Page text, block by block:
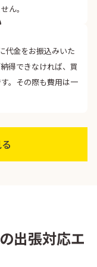
ん。
代金をお振込みいた
得できなければ、買
。その際も費用は一
出張対応エ